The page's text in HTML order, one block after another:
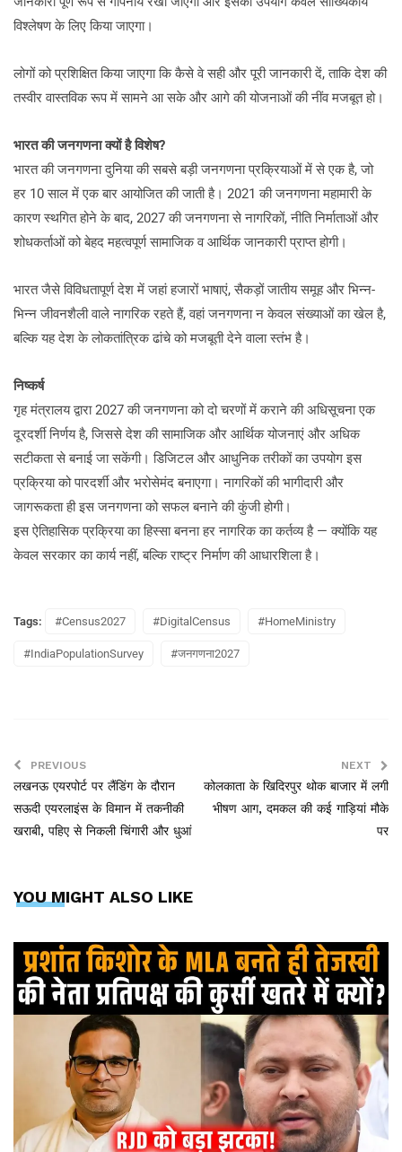
विश्लेषण के लिए किया जाएगा।
लोगों को प्रशिक्षित किया जाएगा कि कैसे वे सही और पूरी जानकारी दें, ताकि देश की
तस्वीर वास्तविक रूप में सामने आ सके और आगे की योजनाओं की नींव मजबूत हो।
भारत की जनगणना क्यों है विशेष?
भारत की जनगणना दुनिया की सबसे बड़ी जनगणना प्रक्रियाओं में से एक है, जो
हर 10 साल में एक बार आयोजित की जाती है। 2021 की जनगणना महामारी के
कारण स्थगित होने के बाद, 2027 की जनगणना से नागरिकों, नीति निर्माताओं और
शोधकर्ताओं को बेहद महत्वपूर्ण सामाजिक व आर्थिक जानकारी प्राप्त होगी।
भारत जैसे विविधतापूर्ण देश में जहां हजारों भाषाएं, सैकड़ों जातीय समूह और भिन्न-
भिन्न जीवनशैली वाले नागरिक रहते हैं, वहां जनगणना न केवल संख्याओं का खेल है,
बल्कि यह देश के लोकतांत्रिक ढांचे को मजबूती देने वाला स्तंभ है।
निष्कर्ष
गृह मंत्रालय द्वारा 2027 की जनगणना को दो चरणों में कराने की अधिसूचना एक
दूरदर्शी निर्णय है, जिससे देश की सामाजिक और आर्थिक योजनाएं और अधिक
सटीकता से बनाई जा सकेंगी। डिजिटल और आधुनिक तरीकों का उपयोग इस
प्रक्रिया को पारदर्शी और भरोसेमंद बनाएगा। नागरिकों की भागीदारी और
जागरूकता ही इस जनगणना को सफल बनाने की कुंजी होगी।
इस ऐतिहासिक प्रक्रिया का हिस्सा बनना हर नागरिक का कर्तव्य है — क्योंकि यह
केवल सरकार का कार्य नहीं, बल्कि राष्ट्र निर्माण की आधारशिला है।
Tags: #Census2027 #DigitalCensus #HomeMinistry
#IndiaPopulationSurvey #जनगणना2027
PREVIOUS
लखनऊ एयरपोर्ट पर लैंडिंग के दौरान
सऊदी एयरलाइंस के विमान में तकनीकी
खराबी, पहिए से निकली चिंगारी और धुआं
NEXT
कोलकाता के खिदिरपुर थोक बाजार में लगी
भीषण आग, दमकल की कई गाड़ियां मौके
पर
YOU MIGHT ALSO LIKE